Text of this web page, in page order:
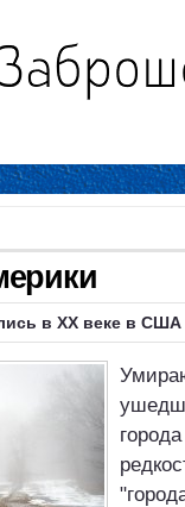
в XX веке в США